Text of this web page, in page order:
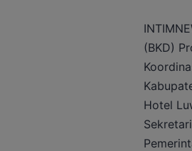
(BKD)
Hotel